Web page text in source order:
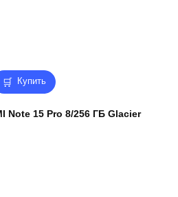
Купить
Note 15 Pro 8/256 ГБ Glacier